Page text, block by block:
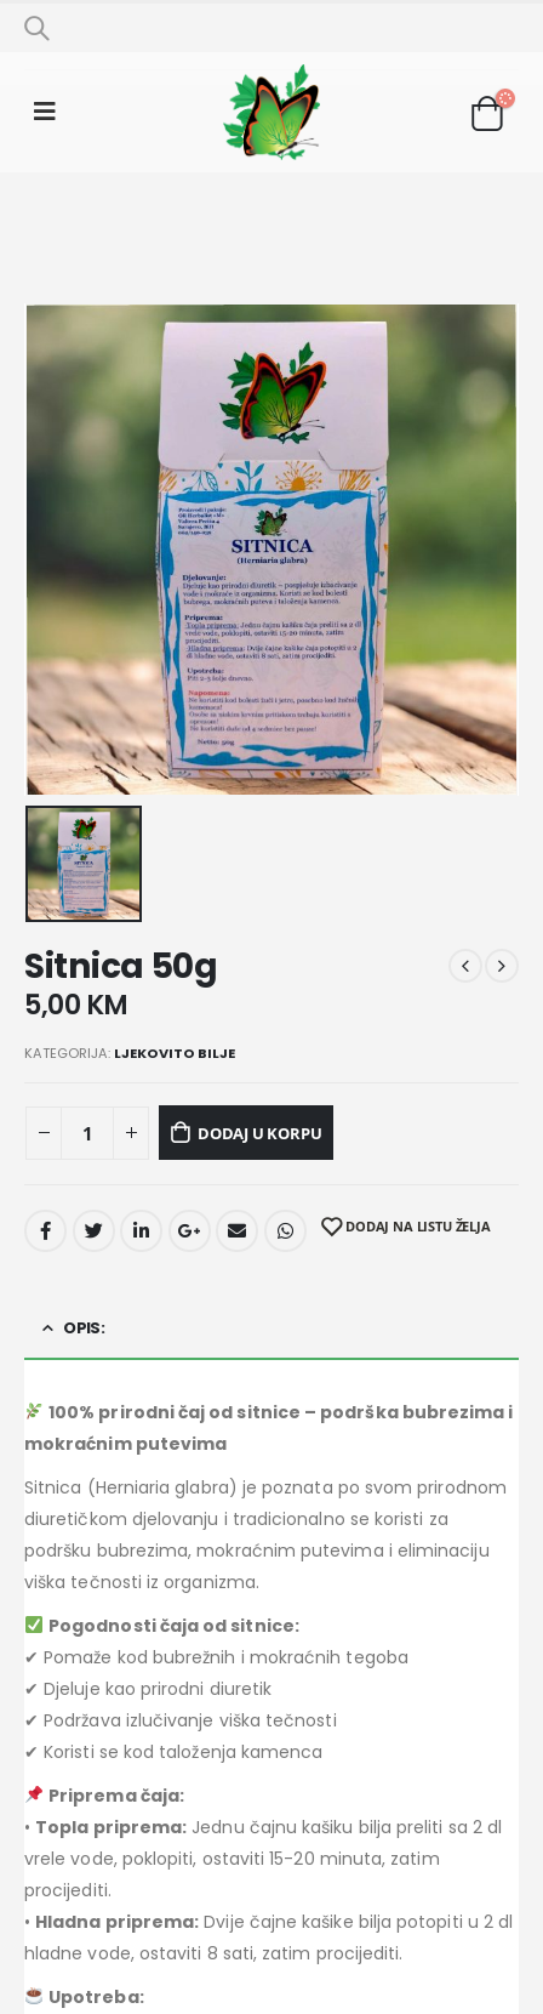
Sitnica 50g
5,00 KM
KATEGORIJA: LJEKOVITO BILJE
DODAJ U KORPU
DODAJ NA LISTU ŽELJA
OPIS:
100% prirodni čaj od sitnice – podrška bubrezima i
mokraćnim putevima
Sitnica (Herniaria glabra) je poznata po svom prirodnom
diuretičkom djelovanju i tradicionalno se koristi za
podršku bubrezima, mokraćnim putevima i eliminaciju
viška tečnosti iz organizma.
Pogodnosti čaja od sitnice:
✔ Pomaže kod bubrežnih i mokraćnih tegoba
✔ Djeluje kao prirodni diuretik
✔ Podržava izlučivanje viška tečnosti
✔ Koristi se kod taloženja kamenca
Priprema čaja:
• Topla priprema: Jednu čajnu kašiku bilja preliti sa 2 dl
vrele vode, poklopiti, ostaviti 15-20 minuta, zatim
procijediti.
• Hladna priprema: Dvije čajne kašike bilja potopiti u 2 dl
hladne vode, ostaviti 8 sati, zatim procijediti.
Upotreba: